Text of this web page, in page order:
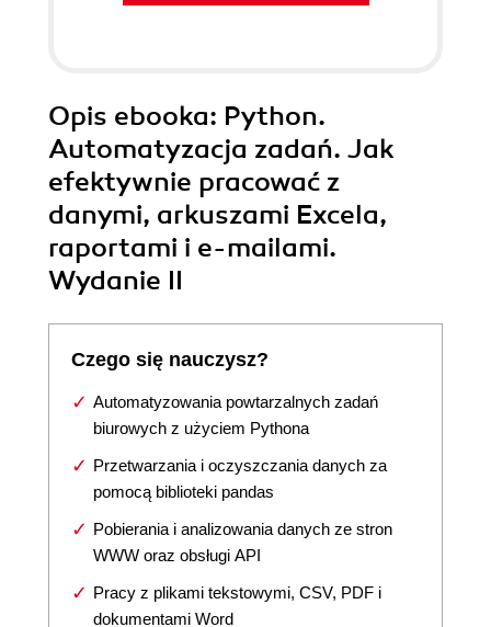
Opis ebooka: Python.
Automatyzacja zadań. Jak
efektywnie pracować z
danymi, arkuszami Excela,
raportami i e-mailami.
Wydanie II
Czego się nauczysz?
Automatyzowania powtarzalnych zadań
biurowych z użyciem Pythona
Przetwarzania i oczyszczania danych za
pomocą biblioteki pandas
Pobierania i analizowania danych ze stron
WWW oraz obsługi API
Pracy z plikami tekstowymi, CSV, PDF i
dokumentami Word